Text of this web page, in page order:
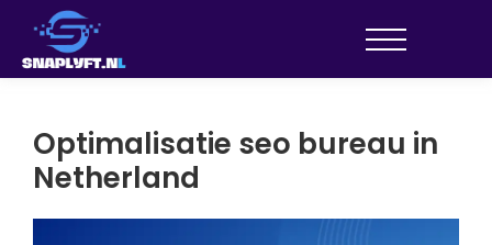
Optimalisatie seo bureau in
Netherland